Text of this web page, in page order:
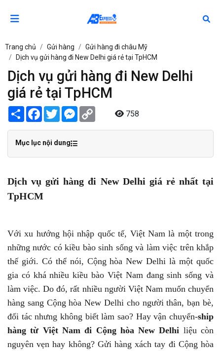
Trang chủ Gửi hàng
Gửi hàng đi châu Mỹ
Dịch vụ gửi hàng đi New Delhi giá rẻ tại TpHCM
Dịch vụ gửi hàng đi New Delhi
giá rẻ tại TpHCM
Share Facebook
TwitterMessenger 758
Mục lục nội dung
Dịch vụ gửi hàng đi New Delhi giá rẻ nhất tại
TpHCM
Với xu hướng hội nhập quốc tế, Việt Nam là một trong
những nước có kiều bào sinh sống và làm việc trên khắp
thế giới. Có thể nói, Cộng hòa New Delhi là một quốc
gia có khá nhiều kiều bào Việt Nam đang sinh sống và
làm việc. Do đó, rất nhiều người Việt Nam muốn chuyển
hàng sang Cộng hòa New Delhi cho người thân, bạn bè,
đối tác nhưng không biết làm sao? Hay vận chuyển-ship
hàng từ Việt Nam đi Cộng hòa New Delhi liệu còn
nguyên vẹn hay không? Gửi hàng xách tay đi Cộng hòa